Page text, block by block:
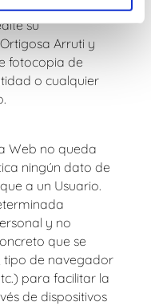
de Datos, es
su
Arruti y
fotocopia de
o cualquier
Web no queda
ningún dato de
a un Usuario.
y no
que se
tipo de navegador
para facilitar la
de dispositivos